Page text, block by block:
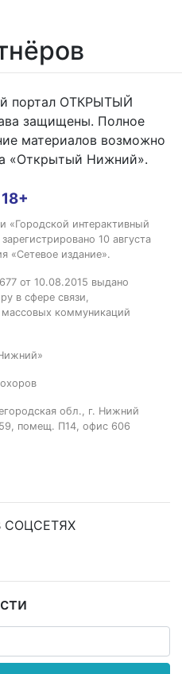
портал ОТКРЫТЫЙ
защищены. Полное
материалов возможно
«Открытый Нижний».
18+
«Городской интерактивный
10 августа
«Сетевое издание».
от 10.08.2015 выдано
в сфере связи,
коммуникаций
обл., г. Нижний
помещ. П14, офис 606